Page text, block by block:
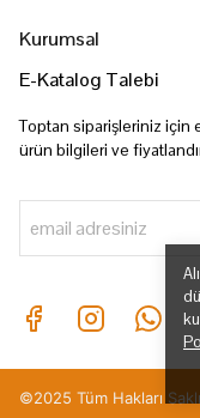
Kurumsal
E-Katalog Talebi
Toptan siparişleriniz için
ürün bilgileri ve
©2025 Tüm Hakları